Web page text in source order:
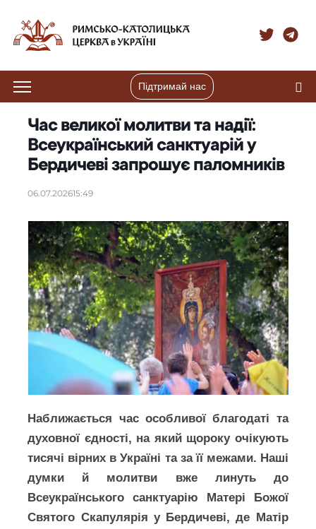
Підтримай нас
Час великої молитви та надії:
Всеукраїнський санктуарій у
Бердичеві запрошує паломників
06.07.202615:49
Наближається час особливої благодаті та
духовної єдності, на який щороку очікують
тисячі вірних в Україні та за її межами. Наші
думки й молитви вже линуть до
Всеукраїнського санктуарію Матері Божої
Святого Скапулярія у Бердичеві, де Матір